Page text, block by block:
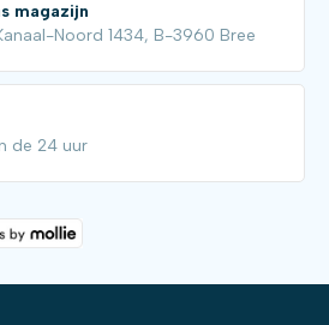
magazijn
Noord 1434, B-3960 Bree
de 24 uur